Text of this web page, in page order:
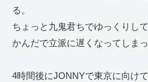
る。
ちょっと九鬼君ちでゆっくりし
かんだで立派に遅くなってしまっ
4時間後にJONNYで東京に向け